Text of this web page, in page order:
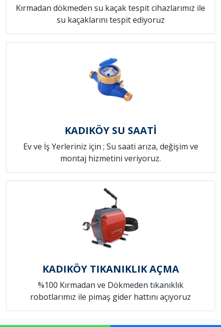
Kırmadan dökmeden su kaçak tespit cihazlarımız ile
su kaçaklarını tespit ediyoruz
KADIKÖY SU SAATİ
Ev ve İş Yerleriniz için ; Su saati arıza, değişim ve
montaj hizmetini veriyoruz.
KADIKÖY TIKANIKLIK AÇMA
%100 Kırmadan ve Dökmeden tıkanıklık
robotlarımız ile pimaş gider hattını açıyoruz